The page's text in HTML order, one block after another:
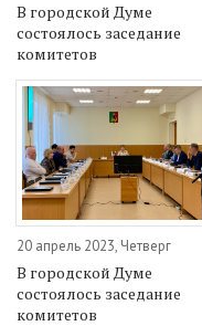
В городской Думе
состоялось заседание
комитетов
20 апрель 2023, Четверг
В городской Думе
состоялось заседание
комитетов